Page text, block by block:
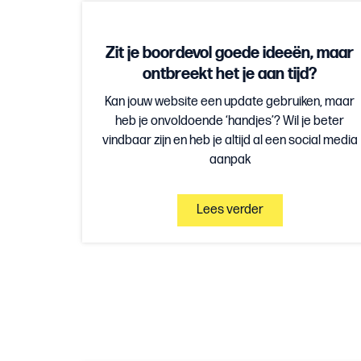
Zit je boordevol goede ideeën, maar
ontbreekt het je aan tijd?
Kan jouw website een update gebruiken, maar
heb je onvoldoende ‘handjes’? Wil je beter
vindbaar zijn en heb je altijd al een social media
aanpak
Lees verder